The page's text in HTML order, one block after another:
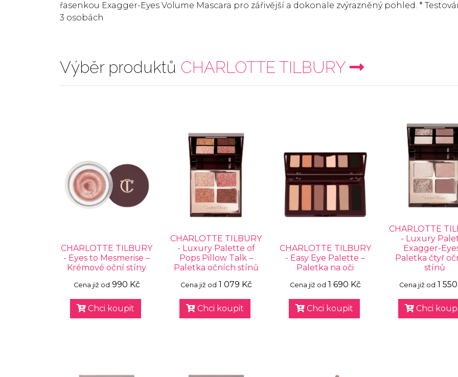
řasenkou Exagger-Eyes Volume Mascara pro zářivější a dokonale zvýrazněný pohled. *
3 osobách
Výběr produktů CHARLOTTE TILBURY
CHARLOTTE TILBURY
- Eyes to Mesmerise –
Krémové oční stíny
Cena již od 990 Kč
Chci koupit
CHARLOTTE TILBURY
- Luxury Palette of
Pops Pillow Talk –
Paletka očních stínů
Cena již od 1 079 Kč
Chci koupit
CHARLOTTE TILBURY
- Easy Eye Palette –
Paletka na oči
Cena již od 1 690 Kč
Chci koupit
CHARLOTTE
- Luxury
Exagger-
Paletka čtyř
stínů
Cena již od 1
Chci